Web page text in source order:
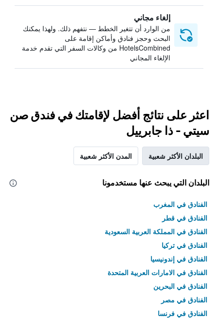
إلغاء مجاني
من الوارد أن تتغير الخطط — نتفهم ذلك. ولهذا يمكنك
البحث وحجز فنادق وأماكن إقامة على
HotelsCombined من وكالات السفر التي تقدم خدمة
الإلغاء المجاني
اعثر على نتائج أفضل لإقامتك في فندق صن
سيتي - ذا جابرييل
البلدان الأكثر شعبية المدن الأكثر شعبية
البلدان التي يبحث عنها مستخدمونا
الفنادق في المغرب
الفنادق في قطر
الفنادق في المملكة العربية السعودية
الفنادق في تركيا
الفنادق في إندونيسيا
الفنادق في الامارات العربية المتحدة
الفنادق في البحرين
الفنادق في مصر
الفنادق في فرنسا